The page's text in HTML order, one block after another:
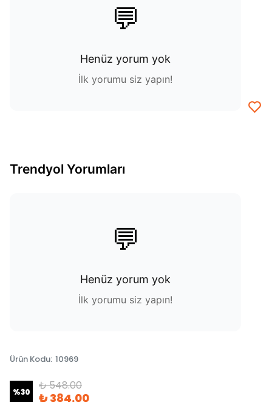
💬
Henüz yorum yok
İlk yorumu siz yapın!
Trendyol Yorumları
💬
Henüz yorum yok
İlk yorumu siz yapın!
Ürün Kodu: 10969
%30 ₺ 548.00
₺ 384.00